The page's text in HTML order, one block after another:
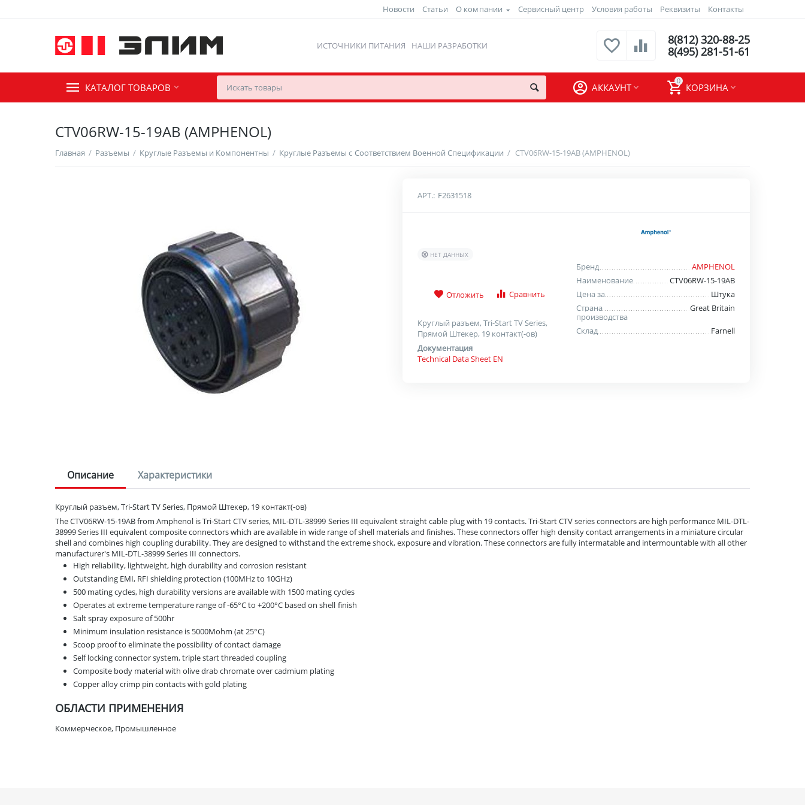
Новости Статьи О компании Сервисный центр Условия работы Реквизиты Контакты
ИСТОЧНИКИ ПИТАНИЯ НАШИ РАЗРАБОТКИ
8(812) 320-88-25
8(495) 281-51-61
КАТАЛОГ ТОВАРОВ
0
КОРЗИНА
АККАУНТ
CTV06RW-15-19AB (AMPHENOL)
Главная / Разъемы / Круглые Разъемы и Компонентны / Круглые Разъемы с Соответствием Военной Спецификации / CTV06RW-15-19AB (AMPHENOL)
АРТ.: F2631518
НЕТ ДАННЫХ
Отложить Сравнить
Круглый разъем, Tri-Start TV Series,
Прямой Штекер, 19 контакт(-ов)
Документация
Technical Data Sheet EN
Бренд
AMPHENOL
Наименование
CTV06RW-15-19AB
Цена за
Штука
Страна
производства
Great Britain
Склад Farnell
Описание Характеристики
Круглый разъем, Tri-Start TV Series, Прямой Штекер, 19 контакт(-ов)
The CTV06RW-15-19AB from Amphenol is Tri-Start CTV series, MIL-DTL-38999 Series III equivalent straight cable plug with 19 contacts. Tri-Start CTV series connectors are high performance MIL-DTL-
38999 Series III equivalent composite connectors which are available in wide range of shell materials and finishes. These connectors offer high density contact arrangements in a miniature circular
shell and combines high coupling durability. They are designed to withstand the extreme shock, exposure and vibration. These connectors are fully intermatable and intermountable with all other
manufacturer's MIL-DTL-38999 Series III connectors.
High reliability, lightweight, high durability and corrosion resistant
Outstanding EMI, RFI shielding protection (100MHz to 10GHz)
500 mating cycles, high durability versions are available with 1500 mating cycles
Operates at extreme temperature range of -65°C to +200°C based on shell finish
Salt spray exposure of 500hr
Minimum insulation resistance is 5000Mohm (at 25°C)
Scoop proof to eliminate the possibility of contact damage
Self locking connector system, triple start threaded coupling
Composite body material with olive drab chromate over cadmium plating
Copper alloy crimp pin contacts with gold plating
ОБЛАСТИ ПРИМЕНЕНИЯ
Коммерческое, Промышленное